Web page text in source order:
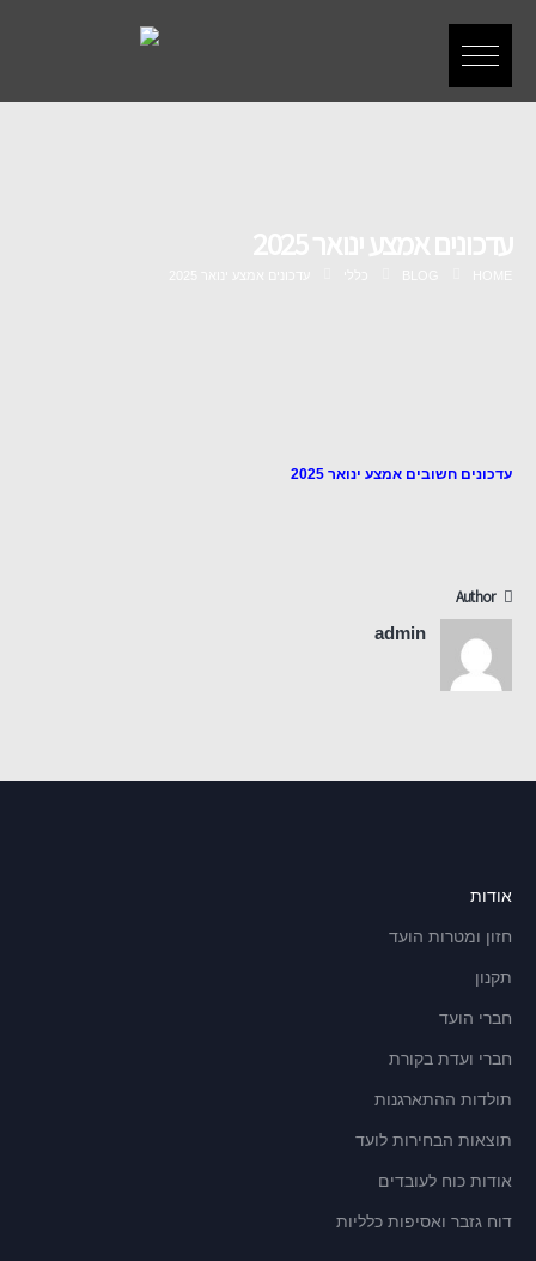
עדכונים חשובים אמצע ינואר 2025
Author
admin
אודות
חזון ומטרות הועד
תקנון
חברי הועד
חברי ועדת בקורת
תולדות ההתארגנות
תוצאות הבחירות לועד
אודות כוח לעובדים
דוח גזבר ואסיפות כלליות